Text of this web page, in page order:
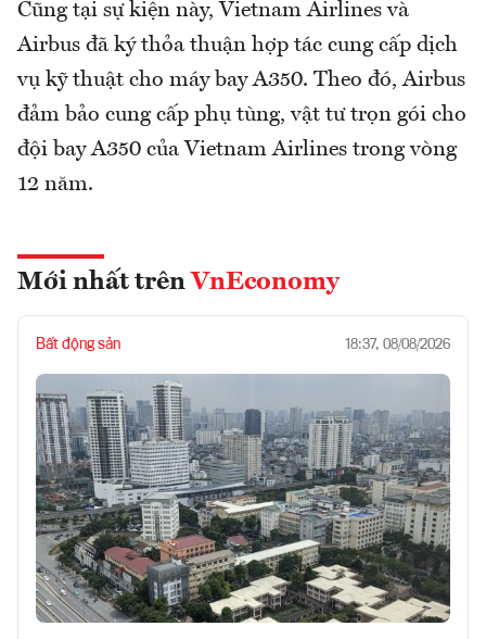
Cũng tại sự kiện này, Vietnam Airlines và
Airbus đã ký thỏa thuận hợp tác cung cấp dịch
vụ kỹ thuật cho máy bay A350. Theo đó, Airbus
đảm bảo cung cấp phụ tùng, vật tư trọn gói cho
đội bay A350 của Vietnam Airlines trong vòng
12 năm.
Mới nhất trên VnEconomy
Bất động sản 18:37, 08/08/2026